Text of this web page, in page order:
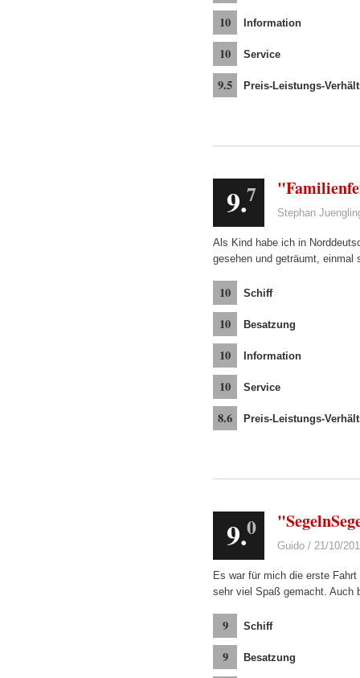
10 Information
10 Service
9.5 Preis-Leistungs-
9.7
Stephan
Als Kind habe ich in
gesehen und geträumt,
10 Schiff
10 Besatzung
10 Information
10 Service
8.6 Preis-Leistungs-
9.0
Guido / 21/10/
Es war für mich die erste
sehr viel Spaß gemacht. Auch
9 Schiff
9 Besatzung